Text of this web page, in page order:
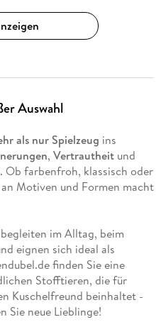
Auswahl
als nur Spielzeug ins
, Vertrautheitund
. Ob farbenfroh, klassisch oder
Motiven und Formen macht
im Alltag, beim
eignen sich ideal als
finden Sie eine
Stofftieren, die für
Kuschelfreund beinhaltet -
Sie neue Lieblinge!